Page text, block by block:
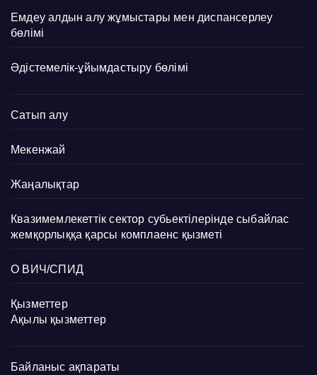
Емдеу алдын алу жұмыстары мен диспансерлеу
бөлімі
Әдістемелік-ұйымдастыру бөлімі
Сатып алу
Мекенжай
Жаңалықтар
Квазимемлекеттік сектор субьектілерінде сыбайлас
жемқорлыққа қарсы комплаенс қызметі
О ВИЧ/СПИД
Қызметтер
Ақылы қызметтер
Байланыс ақпараты